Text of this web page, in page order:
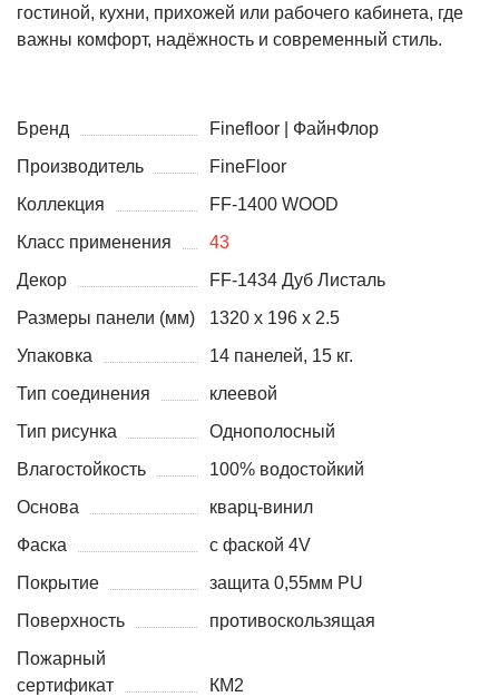
гостиной, кухни, прихожей или рабочего кабинета, где
важны комфорт, надёжность и современный стиль.
Бренд
Finefloor | ФайнФлор
Производитель
FineFloor
Коллекция
FF-1400 WOOD
Класс применения
43
Декор
FF-1434 Дуб Листаль
Размеры панели (мм)
1320 x 196 x 2.5
Упаковка
14 панелей, 15 кг.
Тип соединения
клеевой
Тип рисунка
Однополосный
Влагостойкость
100% водостойкий
Основа
кварц-винил
Фаска
с фаской 4V
Покрытие
защита 0,55мм PU
Поверхность
противоскользящая
Пожарный
сертификат
КМ2